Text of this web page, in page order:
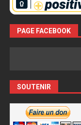
PAGE FACEBOOK
SOUTENIR